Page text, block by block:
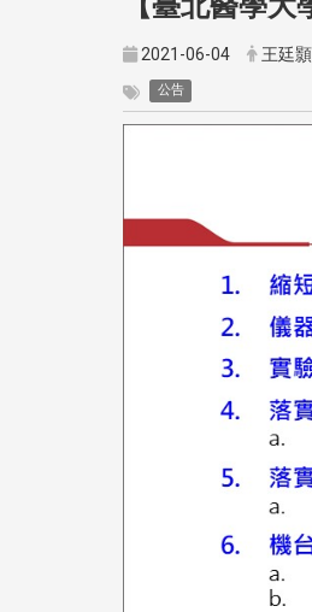
2021-06-04 王廷顥
公告